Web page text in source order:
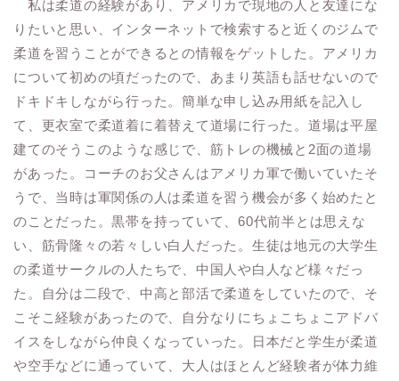
私は柔道の経験があり、アメリカで現地の人と友達にな
りたいと思い、インターネットで検索すると近くのジムで
柔道を習うことができるとの情報をゲットした。アメリカ
について初めの頃だったので、あまり英語も話せないので
ドキドキしながら行った。簡単な申し込み用紙を記入し
て、更衣室で柔道着に着替えて道場に行った。道場は平屋
建てのそうこのような感じで、筋トレの機械と2面の道場
があった。コーチのお父さんはアメリカ軍で働いていたそ
うで、当時は軍関係の人は柔道を習う機会が多く始めたと
のことだった。黒帯を持っていて、60代前半とは思えな
い、筋骨隆々の若々しい白人だった。生徒は地元の大学生
の柔道サークルの人たちで、中国人や白人など様々だっ
た。自分は二段で、中高と部活で柔道をしていたので、そ
こそこ経験があったので、自分なりにちょこちょこアドバ
イスをしながら仲良くなっていった。日本だと学生が柔道
や空手などに通っていて、大人はほとんど経験者が体力維